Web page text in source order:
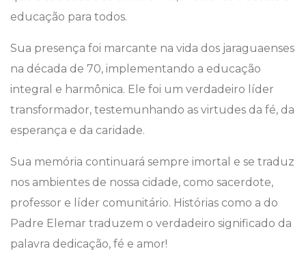
educação para todos.
Sua presença foi marcante na vida dos jaraguaenses
na década de 70, implementando a educação
integral e harmônica. Ele foi um verdadeiro líder
transformador, testemunhando as virtudes da fé, da
esperança e da caridade.
Sua memória continuará sempre imortal e se traduz
nos ambientes de nossa cidade, como sacerdote,
professor e líder comunitário. Histórias como a do
Padre Elemar traduzem o verdadeiro significado da
palavra dedicação, fé e amor!